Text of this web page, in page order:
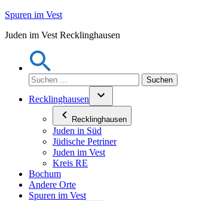
Zum
springen
Spuren im Vest
Juden im Vest Recklinghausen
Suchen
nach:
Recklinghausen
Recklinghausen
Juden in Süd
Jüdische Petriner
Juden im Vest
Kreis RE
Bochum
Andere Orte
Spuren im Vest